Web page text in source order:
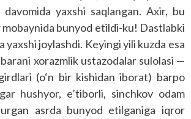
yaxshi saqlangan. Axir, bu
mobaynida bunyod etildi-ku! Dastlabki
joylashdi. Keyingi yili kuzda esa
xorazmlik ustazodalar sulolasi —
(o‘n bir kishidan iborat) barpo
hushyor, e’tiborli, sinchkov odam
asrda bunyod etilganiga iqror